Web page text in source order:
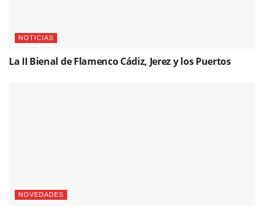
NOTICIAS
La II Bienal de Flamenco Cádiz, Jerez y los Puertos
NOVEDADES